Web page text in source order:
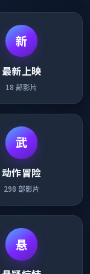
新
最新上映
18 部影片
武
动作冒险
298 部影片
悬